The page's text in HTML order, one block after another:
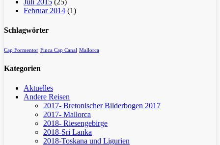
Juli 2015 (25)
Februar 2014 (1)
Schlagwörter
Cap Formentor Finca Cap Canal Mallorca
Kategorien
Aktuelles
Andere Reisen
2017- Bretonischer Bilderbogen 2017
2017- Mallorca
2018- Riesengebirge
2018-Sri Lanka
2018-Toskana und Ligurien